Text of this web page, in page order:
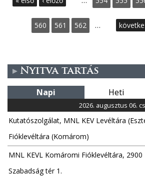
a
l
a
k
560 561 562 …
Nyitva tartás
Napi Heti
2026. augusztus 06. cs
Kutatószolgálat, MNL KEV Levéltára
Fióklevéltára (Komárom)
MNL KEVL Komáromi Fióklevéltára,
Szabadság tér 1.